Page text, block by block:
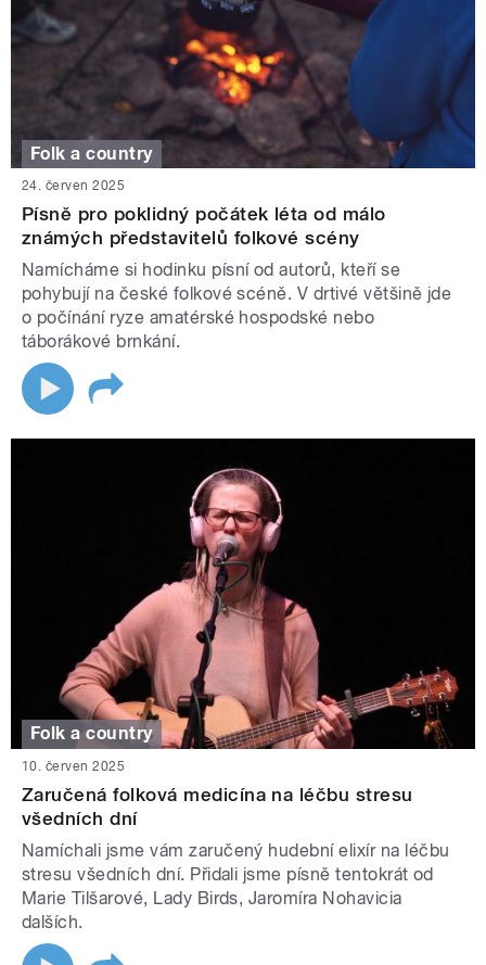
Folk a country
24. červen 2025
Písně pro poklidný počátek léta od málo
známých představitelů folkové scény
Namícháme si hodinku písní od autorů, kteří se
pohybují na české folkové scéně. V drtivé většině jde
o počínání ryze amatérské hospodské nebo
táborákové brnkání.
Folk a country
10. červen 2025
Zaručená folková medicína na léčbu stresu
všedních dní
Namíchali jsme vám zaručený hudební elixír na léčbu
stresu všedních dní. Přidali jsme písně tentokrát od
Marie Tilšarové, Lady Birds, Jaromíra Nohavicia
dalších.